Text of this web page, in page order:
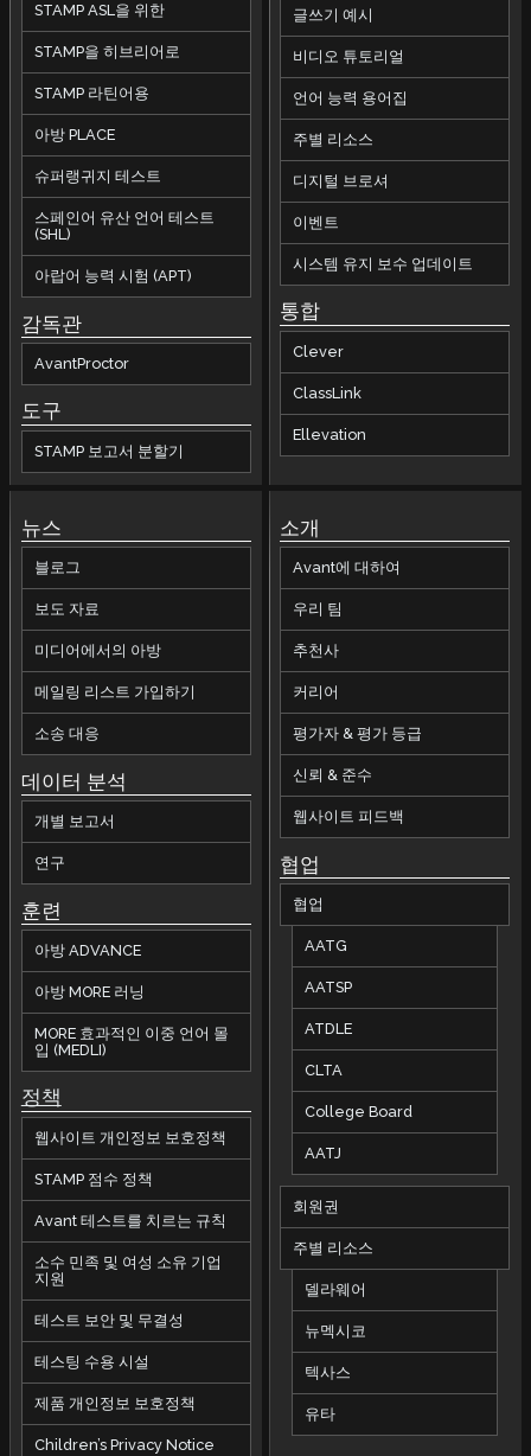
STAMP ASL을 위한
STAMP을 히브리어로
STAMP 라틴어용
아방 PLACE
슈퍼랭귀지 테스트
스페인어 유산 언어 테스트
(SHL)
아랍어 능력 시험 (APT)
감독관
AvantProctor
도구
STAMP 보고서 분할기
글쓰기 예시
비디오 튜토리얼
언어 능력 용어집
주별 리소스
디지털 브로셔
이벤트
시스템 유지 보수 업데이트
통합
Clever
ClassLink
Ellevation
뉴스
블로그
보도 자료
미디어에서의 아방
메일링 리스트 가입하기
소송 대응
데이터 분석
개별 보고서
연구
훈련
아방 ADVANCE
아방 MORE 러닝
MORE 효과적인 이중 언어 몰
입 (MEDLI)
정책
웹사이트 개인정보 보호정책
STAMP 점수 정책
Avant 테스트를 치르는 규칙
소수 민족 및 여성 소유 기업
지원
테스트 보안 및 무결성
테스팅 수용 시설
제품 개인정보 보호정책
Children’s Privacy Notice
소개
Avant에 대하여
우리 팀
추천사
커리어
평가자 & 평가 등급
신뢰 & 준수
웹사이트 피드백
협업
협업
AATG
AATSP
ATDLE
CLTA
College Board
AATJ
회원권
주별 리소스
델라웨어
뉴멕시코
텍사스
유타